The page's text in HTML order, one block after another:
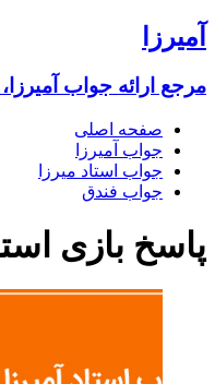
آمیرزا
مرجع ارائه جواب
صفحه اصلی
جواب آمیرزا
جواب استاد میرزا
جواب فندق
پاسخ بازی